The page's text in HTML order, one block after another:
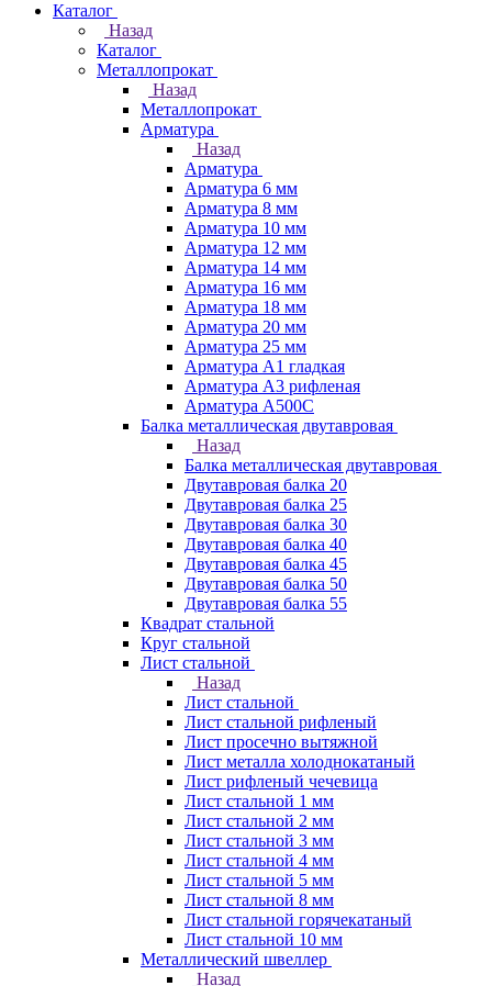
Каталог
Назад
Каталог
Металлопрокат
Назад
Металлопрокат
Арматура
Назад
Арматура
Арматура 6 мм
Арматура 8 мм
Арматура 10 мм
Арматура 12 мм
Арматура 14 мм
Арматура 16 мм
Арматура 18 мм
Арматура 20 мм
Арматура 25 мм
Арматура А1 гладкая
Арматура А3 рифленая
Арматура А500С
Балка металлическая двутавровая
Назад
Балка металлическая двутавровая
Двутавровая балка 20
Двутавровая балка 25
Двутавровая балка 30
Двутавровая балка 40
Двутавровая балка 45
Двутавровая балка 50
Двутавровая балка 55
Квадрат стальной
Круг стальной
Лист стальной
Назад
Лист стальной
Лист стальной рифленый
Лист просечно вытяжной
Лист металла холоднокатаный
Лист рифленый чечевица
Лист стальной 1 мм
Лист стальной 2 мм
Лист стальной 3 мм
Лист стальной 4 мм
Лист стальной 5 мм
Лист стальной 8 мм
Лист стальной горячекатаный
Лист стальной 10 мм
Металлический швеллер
Назад